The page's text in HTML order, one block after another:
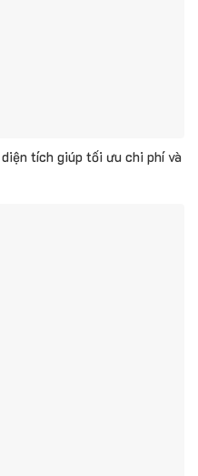
tích giúp tối ưu chi phí và